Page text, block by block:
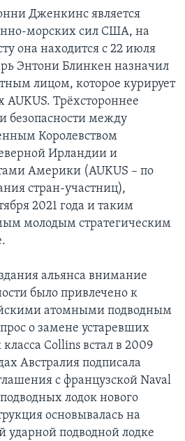
Дженкинс является
морских сил США, на
она находится с 22 июля
Энтони Блинкен назначил
лицом, которое курирует
Трёхстороннее
безопасности между
Королевством
Ирландии и
Америки (AUKUS – по
стран-участниц),
2021 года и таким
молодым стратегическим
альянса внимание
было привлечено к
атомными подводным
о замене устаревших
Collins встал в 2009
Австралия подписала
с французской Naval
лодок нового
основывалась на
ударной подводной лодке